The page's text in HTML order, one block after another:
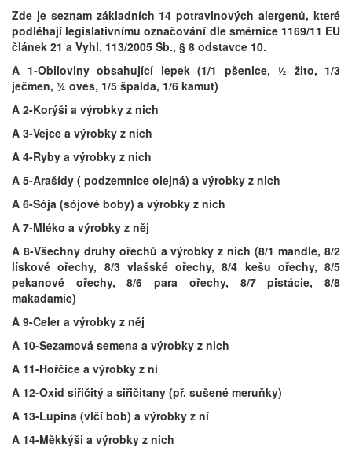
Zde je seznam základních 14 potravinových alergenů, které
podléhají legislativnímu označování dle směrnice 1169/11 EU
článek 21 a Vyhl. 113/2005 Sb., § 8 odstavce 10.
A 1-Obiloviny obsahující lepek (1/1 pšenice, ½ žito, 1/3
ječmen, ¼ oves, 1/5 špalda, 1/6 kamut)
A 2-Korýši a výrobky z nich
A 3-Vejce a výrobky z nich
A 4-Ryby a výrobky z nich
A 5-Arašídy ( podzemnice olejná) a výrobky z nich
A 6-Sója (sójové boby) a výrobky z nich
A 7-Mléko a výrobky z něj
A 8-Všechny druhy ořechů a výrobky z nich (8/1 mandle, 8/2
lískové ořechy, 8/3 vlašské ořechy, 8/4 kešu ořechy, 8/5
pekanové ořechy, 8/6 para ořechy, 8/7 pistácie, 8/8
makadamie)
A 9-Celer a výrobky z něj
A 10-Sezamová semena a výrobky z nich
A 11-Hořčice a výrobky z ní
A 12-Oxid siřičitý a siřičitany (př. sušené meruňky)
A 13-Lupina (vlčí bob) a výrobky z ní
A 14-Měkkýši a výrobky z nich